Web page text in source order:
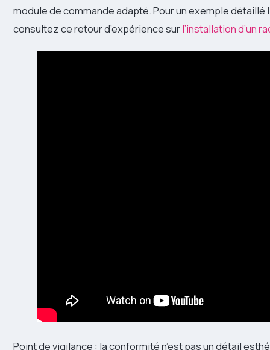
module de commande adapté. Pour un exemple
consultez ce retour d’expérience surl’installation d’un
Point de vigilance : la conformité n’est pas un détail